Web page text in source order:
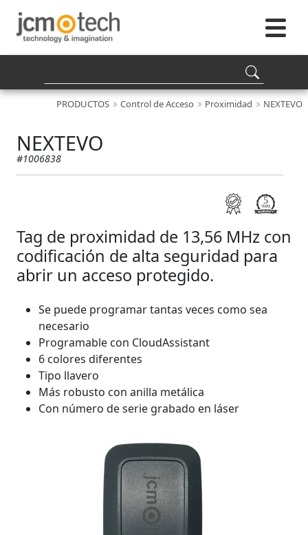
PRODUCTOS Control de Acceso Proximidad NEXTEVO
NEXTEVO
#1006838
Tag de proximidad de 13,56 MHz con
codificación de alta seguridad para
abrir un acceso protegido.
Se puede programar tantas veces como sea
necesario
Programable con CloudAssistant
6 colores diferentes
Tipo llavero
Más robusto con anilla metálica
Con número de serie grabado en láser